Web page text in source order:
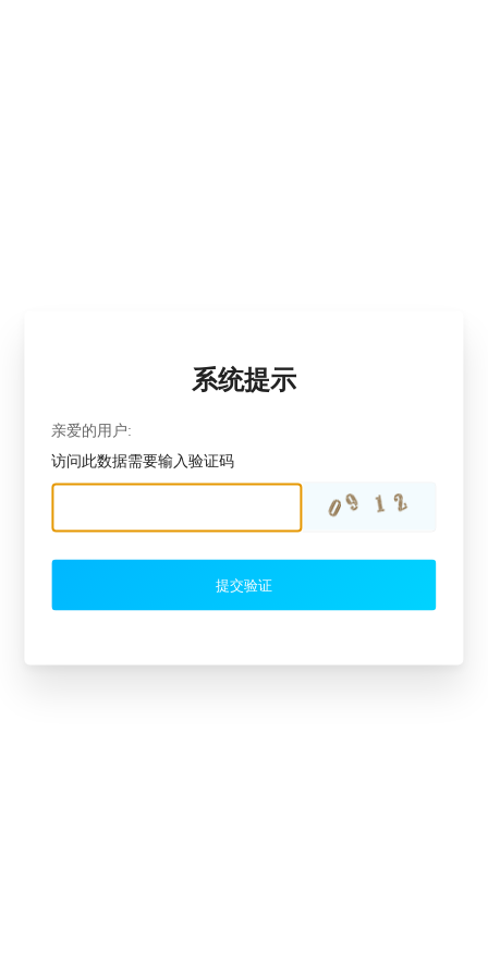
系统提示
亲爱的用户:
访问此数据需要输入验证码